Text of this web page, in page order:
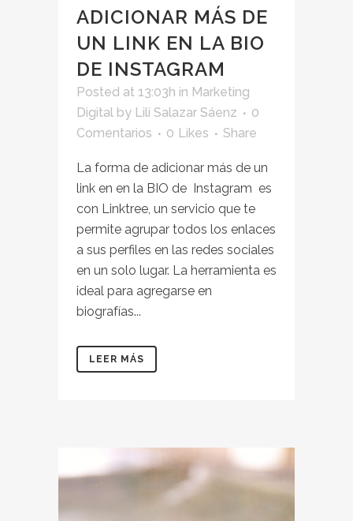
ADICIONAR MÁS DE
UN LINK EN LA BIO
DE INSTAGRAM
Posted at 13:03h in Marketing
Digital by Lili Salazar Sáenz
0
Comentarios
0 Likes Share
La forma de adicionar más de un
link en en la BIO de Instagram es
con Linktree, un servicio que te
permite agrupar todos los enlaces
a sus perfiles en las redes sociales
en un solo lugar. La herramienta es
ideal para agregarse en
biografías...
LEER MÁS